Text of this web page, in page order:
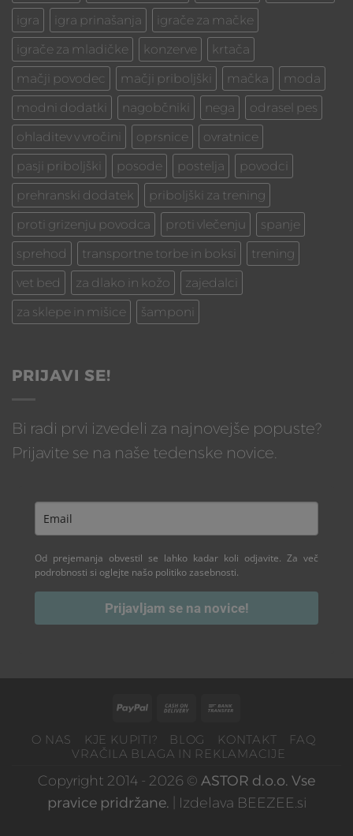
igra
igra prinašanja
igrače za mačke
igrače za mladičke
konzerve
krtača
mačji povodec
mačji priboljški mačka
moda
modni dodatki
nagobčniki nega
odrasel pes
ohladitev v vročini
oprsnice
ovratnice
pasji priboljški
posode postelja
povodci
prehranski dodatek
priboljški za trening
proti grizenju povodca
proti vlečenju
spanje
sprehod
transportne torbe in boksi
trening
vet bed
za dlako in kožo
zajedalci
za sklepe in mišice
šamponi
PRIJAVI SE!
Bi radi prvi izvedeli za najnovejše popuste?
Prijavite se na naše tedenske novice.
Od prejemanja obvestil se lahko kadar koli odjavite. Za več
podrobnosti si oglejte našo politiko zasebnosti.
Prijavljam se na novice!
PayPal
Cash
Delivery
O NAS KJE KUPITI? BLOG KONTAKT
FAQ
VRAČILA BLAGA IN REKLAMACIJE
Copyright 2014 - 2026 © ASTOR d.o.o. Vse
pravice pridržane. | Izdelava BEEZEE.si